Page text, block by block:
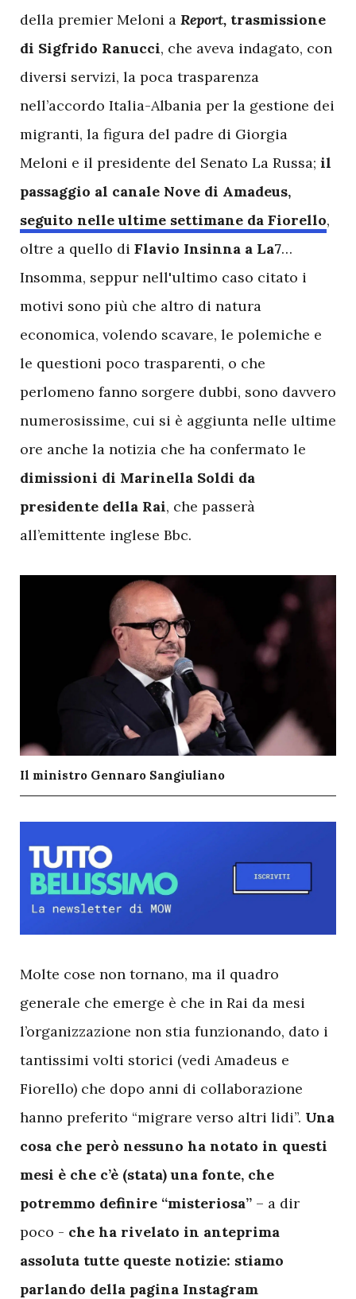
della premier Meloni a Report, trasmissione
di Sigfrido Ranucci, che aveva indagato, con
diversi servizi, la poca trasparenza
nell’accordo Italia-Albania per la gestione dei
migranti, la figura del padre di Giorgia
Meloni e il presidente del Senato La Russa; il
passaggio al canale Nove di Amadeus,
seguito nelle ultime settimane da Fiorello,
oltre a quello di Flavio Insinna a La7…
Insomma, seppur nell'ultimo caso citato i
motivi sono più che altro di natura
economica, volendo scavare, le polemiche e
le questioni poco trasparenti, o che
perlomeno fanno sorgere dubbi, sono davvero
numerosissime, cui si è aggiunta nelle ultime
ore anche la notizia che ha confermato le
dimissioni di Marinella Soldi da
presidente della Rai, che passerà
all’emittente inglese Bbc.
Il ministro Gennaro Sangiuliano
Molte cose non tornano, ma il quadro
generale che emerge è che in Rai da mesi
l’organizzazione non stia funzionando, dato i
tantissimi volti storici (vedi Amadeus e
Fiorello) che dopo anni di collaborazione
hanno preferito “migrare verso altri lidi”. Una
cosa che però nessuno ha notato in questi
mesi è che c’è (stata) una fonte, che
potremmo definire “misteriosa” – a dir
poco - che ha rivelato in anteprima
assoluta tutte queste notizie: stiamo
parlando della pagina Instagram